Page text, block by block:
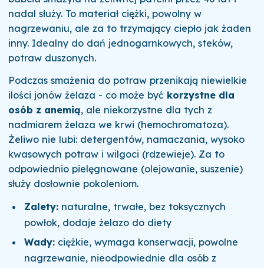
nadal służy. To materiał ciężki, powolny w
nagrzewaniu, ale za to trzymający ciepło jak żaden
inny. Idealny do dań jednogarnkowych, steków,
potraw duszonych.
Podczas smażenia do potraw przenikają niewielkie
ilości jonów żelaza - co może być korzystne dla
osób z anemią, ale niekorzystne dla tych z
nadmiarem żelaza we krwi (hemochromatoza).
Żeliwo nie lubi: detergentów, namaczania, wysoko
kwasowych potraw i wilgoci (rdzewieje). Za to
odpowiednio pielęgnowane (olejowanie, suszenie)
służy dosłownie pokoleniom.
Zalety: naturalne, trwałe, bez toksycznych
powłok, dodaje żelazo do diety
Wady: ciężkie, wymaga konserwacji, powolne
nagrzewanie, nieodpowiednie dla osób z